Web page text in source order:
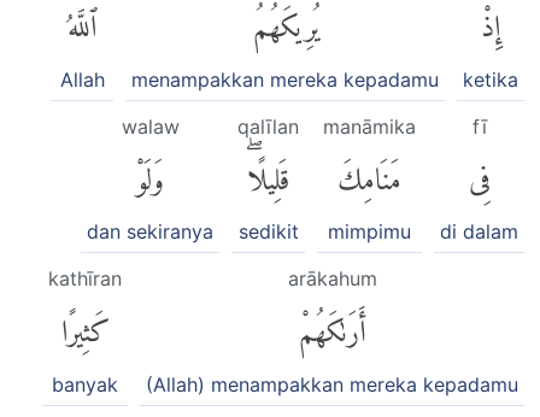
إِذْ
ketika
يُرِيكَهُمُ
menampakkan mereka kepadamu
ٱللَّهُ
Allah
fī
فِى
di dalam
manāmika
مَنَامِكَ
mimpimu
qalīlan
قَلِيلًاۖ
sedikit
walaw
وَلَوْ
dan sekiranya
arākahum
أَرَىٰكَهُمْ
(Allah) menampakkan mereka kepadamu
kathīran
كَثِيرًا
banyak